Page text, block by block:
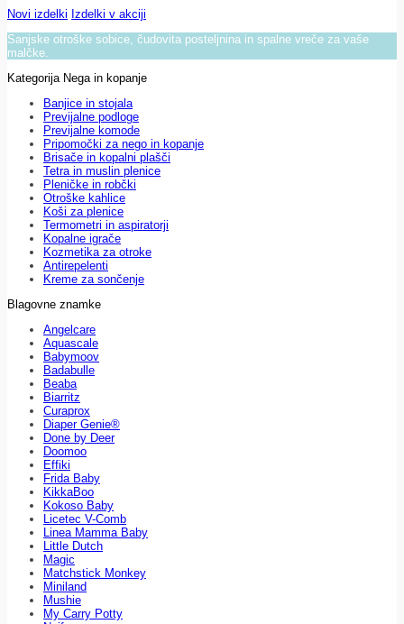
Novi izdelki Izdelki v akciji
Sanjske otroške sobice, čudovita posteljnina in spalne vreče za vaše
malčke.
Kategorija Nega in kopanje
Banjice in stojala
Previjalne podloge
Previjalne komode
Pripomočki za nego in kopanje
Brisače in kopalni plašči
Tetra in muslin plenice
Pleničke in robčki
Otroške kahlice
Koši za plenice
Termometri in aspiratorji
Kopalne igrače
Kozmetika za otroke
Antirepelenti
Kreme za sončenje
Blagovne znamke
Angelcare
Aquascale
Babymoov
Badabulle
Beaba
Biarritz
Curaprox
Diaper Genie®
Done by Deer
Doomoo
Effiki
Frida Baby
KikkaBoo
Kokoso Baby
Licetec V-Comb
Linea Mamma Baby
Little Dutch
Magic
Matchstick Monkey
Miniland
Mushie
My Carry Potty